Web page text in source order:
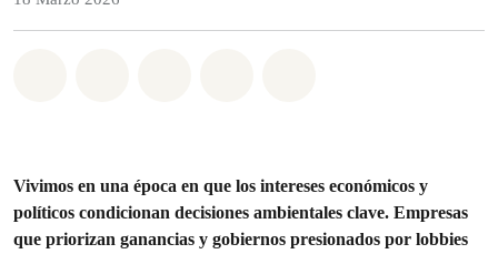
Vivimos en una época en que los intereses económicos y
políticos condicionan decisiones ambientales clave. Empresas
que priorizan ganancias y gobiernos presionados por lobbies